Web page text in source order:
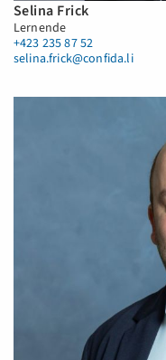
Selina Frick
Lernende
+423 235 87 52
selina.frick@confida.li